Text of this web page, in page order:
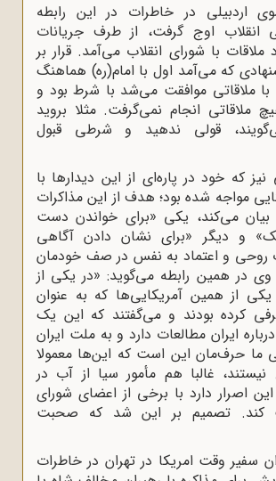
اردبیلی در خاطرات در این رابطه
انقلاب اوج گرفت، از طرف جریانات
با شورای انقلاب می‌آمد. قرار بر
که می‌آمد اول با امام(ره) هماهنگ
ملاقاتی موافقت می‌شد با شرط بود و
ملاقاتی انجام نمی‌گرفت. مثلا بروید
قولی ندهید و شرطی قبول
که خود در پاره‌ای از این دیدارها با
مواجه شده بود؛ هدف از این مذاکرات
بیان می‌کند، یکی «برای خواندن دست
و دیگر «برای نشان دادن آگاهی
و اعتماد به نفس در صف خودمان
وی در همین رابطه می‌گوید: «در یکى از
یکى از همین آمریکایى‌ها که به عنوان
کرده بودند و مى‌گفتند که این یک
ایران مطالعات دارد و به ملت ایران
ما حرف‌مان این است که اینها معمولا
غالبا هم مأمور سیا از آب در
اصرار دارد با برخى از اعضاى شوراى
کند. تصمیم بر این شد که صحبت
سفیر وقت امریکا در تهران در خاطرات